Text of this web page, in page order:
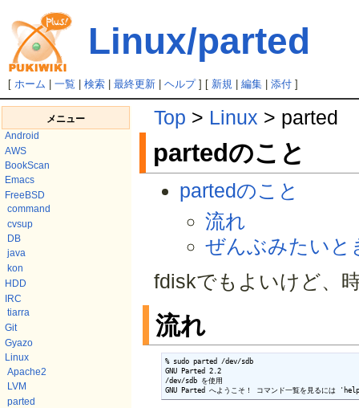
Linux/parted
[ ホーム 一覧 検索| 最終更新| ヘルプ] [ 新規| 編集| 添付]
メニュー
Android
AWS
BookScan
Emacs
FreeBSD
command
cvsup
DB
java
kon
HDD
IRC
tiarra
Git
Gyazo
Linux
Apache2
LVM
parted
Top > Linux > parted
partedのこと
partedのこと
流れ
ぜんぶみたいと
fdiskでもよいけど、
流れ
% sudo parted /dev/sdb
GNU Parted 2.2
/dev/sdb を使用
GNU Parted へようこそ！ コマンド一覧を見るには